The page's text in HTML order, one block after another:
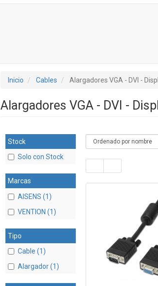
Inicio Cables Alargadores VGA - DVI -
Alargadores VGA - DVI -
Stock
Solo con Stock
Marcas
AISENS (1)
VENTION (1)
Tipo
Cable (1)
Alargador (1)